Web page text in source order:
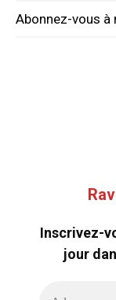
Abonnez-vous à
Inscrivez-
jour